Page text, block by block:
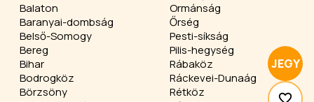
Balaton
Baranyai-dombság
Belső-Somogy
Bereg
Bihar
Bodrogköz
Börzsöny
Ormánság
Őrség
Pesti-síkság
Pilis-hegység
Rábaköz
Ráckevei-Dunaág
Rétköz
JEGY